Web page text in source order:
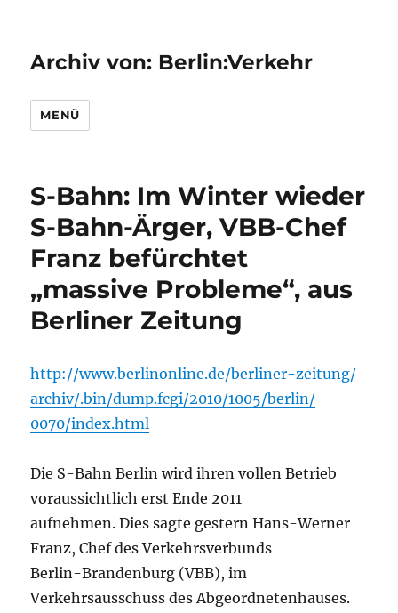
Archiv von: Berlin:Verkehr
MENÜ
S-Bahn: Im Winter wieder
S-Bahn-Ärger, VBB-Chef
Franz befürchtet
„massive Probleme“, aus
Berliner Zeitung
http://www.berlinonline.de/berliner-zeitung/
archiv/.bin/dump.fcgi/2010/1005/berlin/
0070/index.html
Die S-Bahn Berlin wird ihren vollen Betrieb
voraussichtlich erst Ende 2011
aufnehmen. Dies sagte gestern Hans-Werner
Franz, Chef des Verkehrsverbunds
Berlin-Brandenburg (VBB), im
Verkehrsausschuss des Abgeordnetenhauses.